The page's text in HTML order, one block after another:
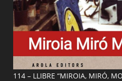
114 – LLIBRE “MIROIA, MIRÓ,